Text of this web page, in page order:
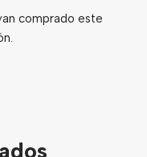
comprado este